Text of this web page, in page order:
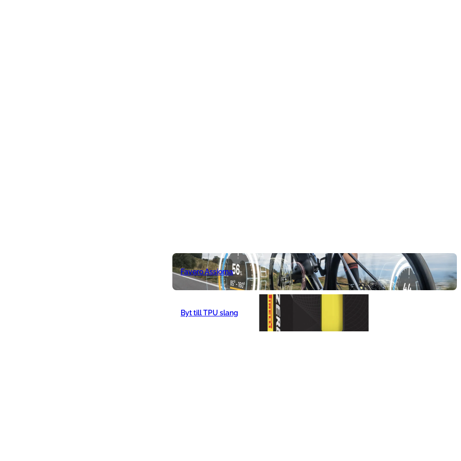
Favero Assioma
Byt till TPU slang